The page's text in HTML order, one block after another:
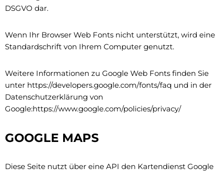
DSGVO dar.
Wenn Ihr Browser Web Fonts nicht unterstützt, wird eine
Standardschrift von Ihrem Computer genutzt.
Weitere Informationen zu Google Web Fonts finden Sie
unter https://developers.google.com/fonts/faq und in der
Datenschutzerklärung von
Google:https://www.google.com/policies/privacy/
GOOGLE MAPS
Diese Seite nutzt über eine API den Kartendienst Google